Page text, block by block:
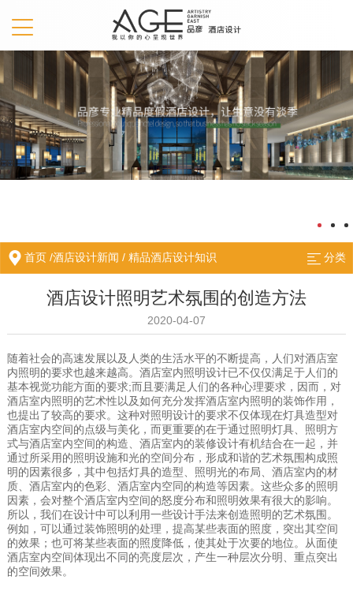
首页 /酒店设计新闻 /精品酒店设计知识 分类
酒店设计照明艺术氛围的创造方法
2020-04-07
随着社会的高速发展以及人类的生活水平的不断提高，人们对酒店室
内照明的要求也越来越高。酒店室内照明设计已不仅仅满足于人们的
基本视觉功能方面的要求;而且要满足人们的各种心理要求，因而，对
酒店室内照明的艺术性以及如何充分发挥酒店室内照明的装饰作用，
也提出了较高的要求。这种对照明设计的要求不仅体现在灯具造型对
酒店室内空间的点级与美化，而更重要的在于通过照明灯具、照明方
式与酒店室内空间的构造、酒店室内的装修设计有机结合在一起，并
通过所采用的照明设施和光的空间分布，形成和谐的艺术氛围构成照
明的因素很多，其中包括灯具的造型、照明光的布局、酒店室内的材
质、酒店室内的色彩、酒店室内空同的构造等因素。这些众多的照明
因素，会对整个酒店室内空间的怒度分布和照明效果有很大的影响。
所以，我们在设计中可以利用一些设计手法来创造照明的艺术氛围。
例如，可以通过装饰照明的处理，提高某些表面的照度，突出其空间
的效果；也可将某些表面的照度降低，使其处于次要的地位。从面使
酒店室内空间体现出不同的亮度层次，产生一种层次分明、重点突出
的空间效果。